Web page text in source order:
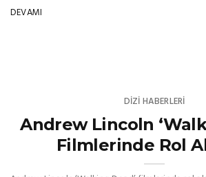
DEVAMI
DIZI HABERLERI
Andrew Lincoln
Filmlerinde Rol